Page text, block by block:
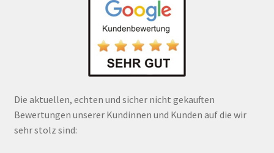
Die aktuellen, echten und sicher nicht gekauften
Bewertungen unserer Kundinnen und Kunden auf die wir
sehr stolz sind: